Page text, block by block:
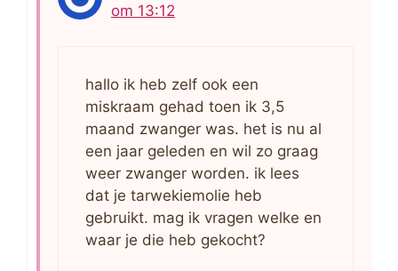
om 13:12
hallo ik heb zelf ook een
miskraam gehad toen ik 3,5
maand zwanger was. het is nu al
een jaar geleden en wil zo graag
weer zwanger worden. ik lees
dat je tarwekiemolie heb
gebruikt. mag ik vragen welke en
waar je die heb gekocht?